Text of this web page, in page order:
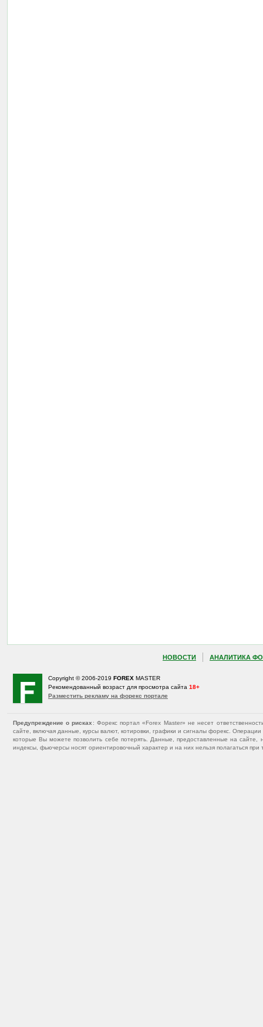
НОВОСТИ АНАЛИТИКА
Copyright © 2006-2019 FOREX MASTER
Рекомендованный возраст для просмотра сайта 18+
Разместить рекламу на форекс портале
Предупреждение о рисках : Форекс портал «Forex Master» не несет
сайте, включая данные, курсы валют, котировки, графики и сигналы форекс.
которые Вы можете позволить себе потерять. Данные, предоставленные на
индексы, фьючерсы носят ориентировочный характер и на них нельзя полагаться при